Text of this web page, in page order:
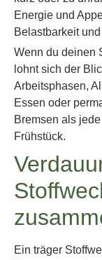
Energie und
Belastbarkeit
Wenn du deinen
lohnt sich der
Arbeitsphasen,
Essen oder
Bremsen als
Frühstück.
Ein träger